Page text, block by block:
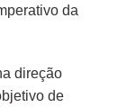
da
direção
de